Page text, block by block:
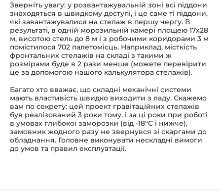
Зверніть увагу: у розвантажувальній зоні всі піддони
знаходяться в швидкому доступі, і це саме ті піддони,
які завантажувалися на стелаж в першу чергу. В
результаті, в одній морозильній камері площею 17х28
м, висотою стель до 8 м і з робочими коридорами 3 м
помістилося 702 палетомісць. Наприклад, місткість
фронтальних стелажів на складі з такими ж
розмірами буде в 2 рази менше (можете перевірити
це за допомогою нашого калькулятора стелажів).
Багато хто вважає, що складні механічні системи
мають властивість швидко виходити з ладу. Скажемо
вам по секрету: цей проект гравітаційних стелажів
був реалізований 3 роки тому, і за ці роки при роботі
в умовах глибокої заморозки (від -18°С і нижче),
замовник жодного разу не звернувся зі скаргами до
обладнання. Головне виконувати нескладні вимоги
до умов та правил експлуатації.